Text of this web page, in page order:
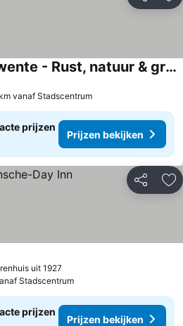
Studio Enschede Twente - Rust, natuur & gratis parkeren
vanaf Stadscentrum
prijzen
Prijzen bekijken
Delen
uit 1927
Stadscentrum
prijzen
Prijzen bekijken